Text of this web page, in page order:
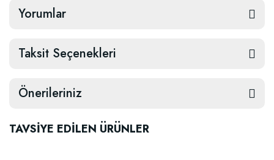
Yorumlar
Taksit Seçenekleri
Önerileriniz
TAVSİYE EDİLEN ÜRÜNLER